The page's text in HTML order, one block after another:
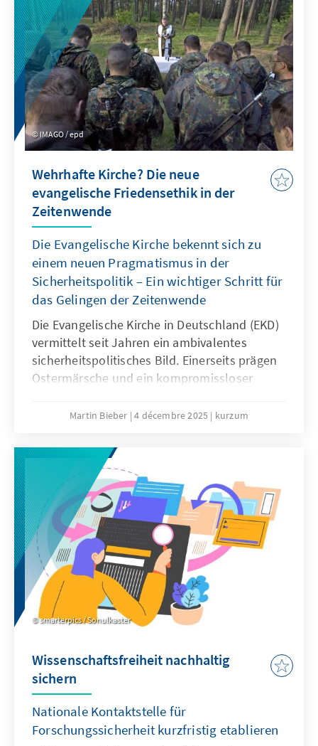
finden können.
IMAGO / epd
Wehrhafte Kirche? Die neue
evangelische Friedensethik in der
Zeitenwende
Die Evangelische Kirche bekennt sich zu
einem neuen Pragmatismus in der
Sicherheitspolitik – Ein wichtiger Schritt für
das Gelingen der Zeitenwende
Die Evangelische Kirche in Deutschland (EKD)
vermittelt seit Jahren ein ambivalentes
sicherheitspolitisches Bild. Einerseits prägen
Ostermärsche und ein kompromissloser
Kirchenmitglieder. Andererseits engagieren
Militärseelsorge der Bundeswehr und
begleiten Soldatinnen und Soldaten bei
Auslandseinsätzen.
Martin Bieber 4 décembre 2025 kurzum
smarterpics / Sonulkaster
Wissenschaftsfreiheit nachhaltig
sichern
Nationale Kontaktstelle für
Forschungssicherheit kurzfristig etablieren